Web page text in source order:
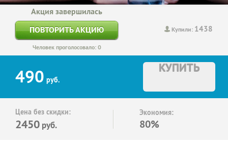
Купили: 1438
Акция завершилась
ПОВТОРИТЬ АКЦИЮ
Человек проголосовало: 0
490 руб.
КУПИТЬ
Цена без скидки:
2450 руб.
Экономия:
80%